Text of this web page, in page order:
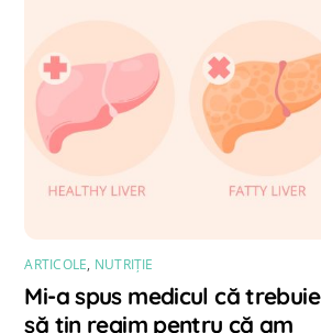
ARTICOLE, NUTRIȚIE
Mi-a spus medicul că trebuie
să țin regim pentru că am